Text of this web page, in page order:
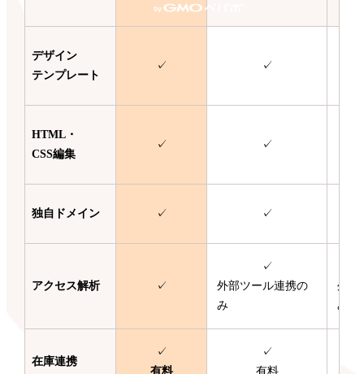
デザイン
テンプレート
✓ ✓
HTML・
CSS編集
✓ ✓
独自ドメイン ✓ ✓
アクセス解析 ✓
✓
外部ツール連携の
み
外部
み
在庫連携
✓
有料
✓
有料